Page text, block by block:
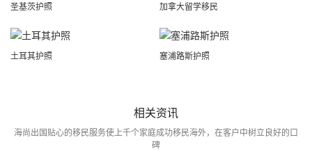
圣基茨护照 加拿大留学移民
土耳其护照 塞浦路斯护照
相关资讯
海尚出国贴心的移民服务使上千个家庭成功移民海外，在客户中树立良好的口
碑